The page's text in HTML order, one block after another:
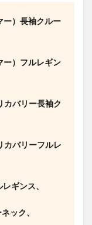
）長袖クルー
）フルレギン
カバリー長袖ク
カバリーフルレ
ギンス、
ック、